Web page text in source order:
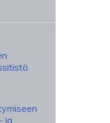
ja